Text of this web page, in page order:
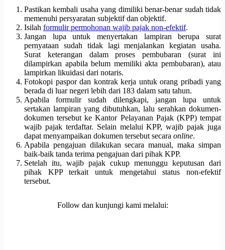
Pastikan kembali usaha yang dimiliki benar-benar sudah tidak
memenuhi persyaratan subjektif dan objektif.
Isilah formulir permohonan wajib pajak non-efektif.
Jangan lupa untuk menyertakan lampiran berupa surat
pernyataan sudah tidak lagi menjalankan kegiatan usaha.
Surat keterangan dalam proses pembubaran (surat ini
dilampirkan apabila belum memiliki akta pembubaran), atau
lampirkan likuidasi dari notaris.
Fotokopi paspor dan kontrak kerja untuk orang pribadi yang
berada di luar negeri lebih dari 183 dalam satu tahun.
Apabila formulir sudah dilengkapi, jangan lupa untuk
sertakan lampiran yang dibutuhkan, lalu serahkan dokumen-
dokumen tersebut ke Kantor Pelayanan Pajak (KPP) tempat
wajib pajak terdaftar. Selain melalui KPP, wajib pajak juga
dapat menyampaikan dokumen tersebut secara online.
Apabila pengajuan dilakukan secara manual, maka simpan
baik-baik tanda terima pengajuan dari pihak KPP.
Setelah itu, wajib pajak cukup menunggu keputusan dari
pihak KPP terkait untuk mengetahui status non-efektif
tersebut.
Follow dan kunjungi kami melalui: